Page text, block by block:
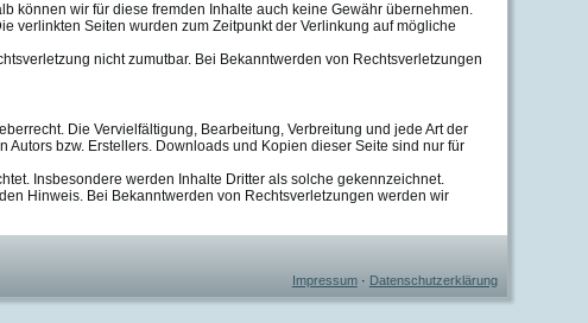
können wir für diese fremden Inhalte auch keine Gewähr übernehmen.
verlinkten Seiten wurden zum Zeitpunkt der Verlinkung auf mögliche
nicht zumutbar. Bei Bekanntwerden von Rechtsverletzungen
Die Vervielfältigung, Bearbeitung, Verbreitung und jede Art der
bzw. Erstellers. Downloads und Kopien dieser Seite sind nur für
Insbesondere werden Inhalte Dritter als solche gekennzeichnet.
Hinweis. Bei Bekanntwerden von Rechtsverletzungen werden wir
Impressum· Datenschutzerklärung